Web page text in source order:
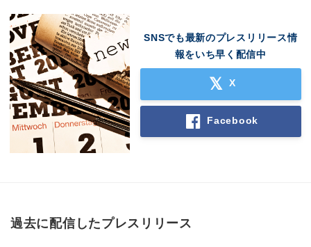
SNSでも最新のプレスリリース情
報をいち早く配信中
X
Facebook
過去に配信したプレスリリース